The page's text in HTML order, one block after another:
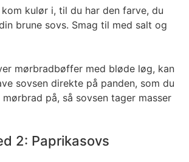
kulør i, til du har den farve, du
brune sovs. Smag til med salt og
mørbradbøffer med bløde løg, kan
sovsen direkte på panden, som du
på, så sovsen tager masser
2: Paprikasovs